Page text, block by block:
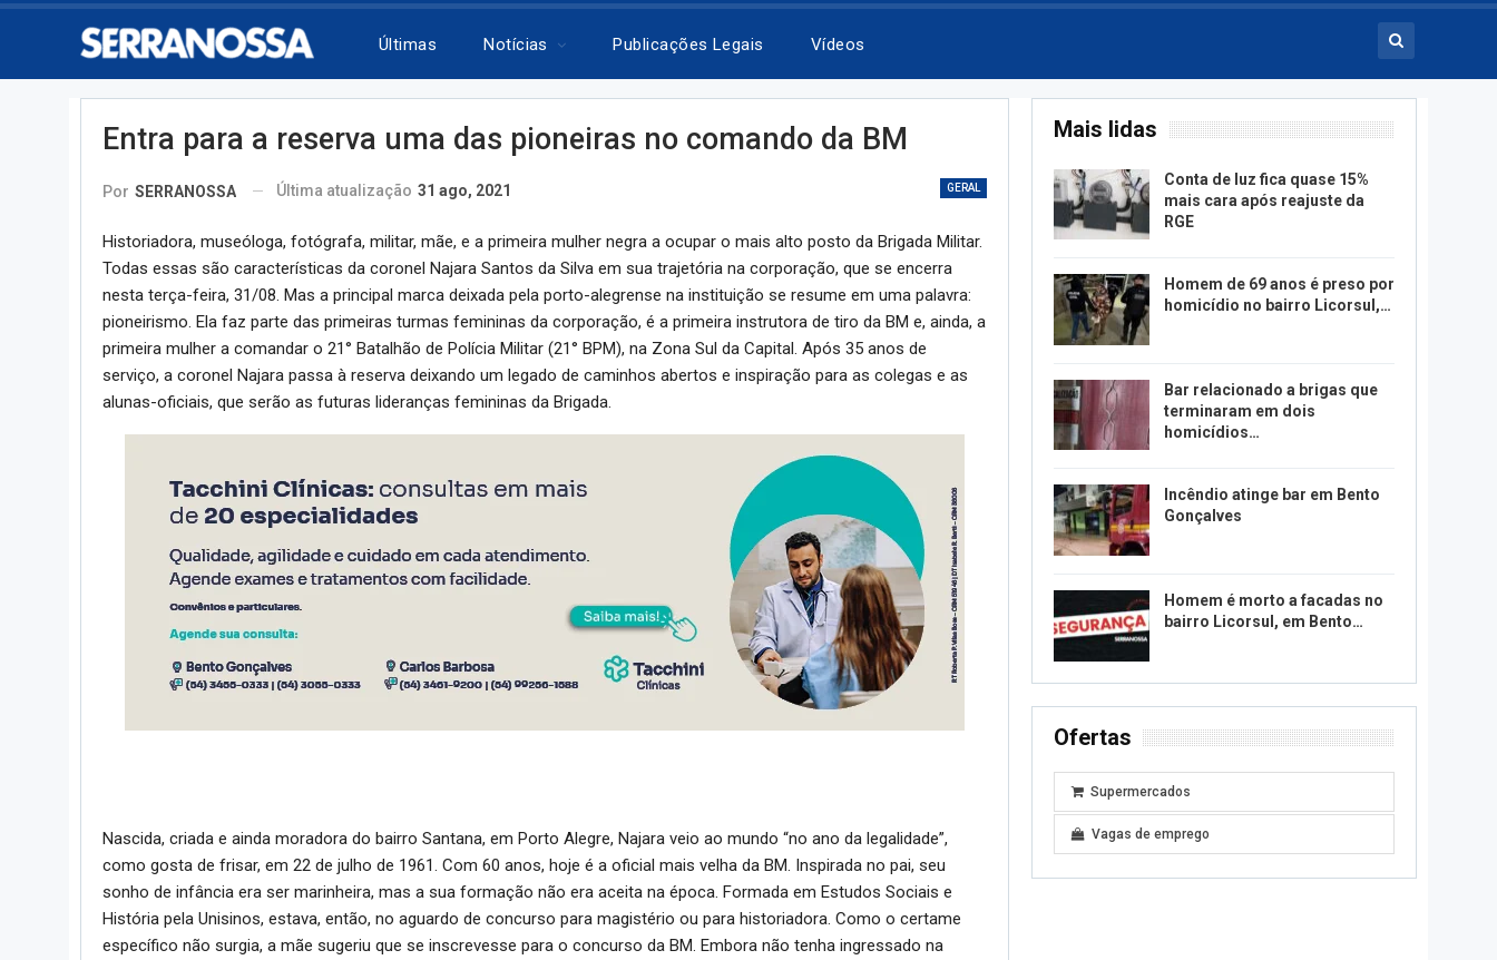
Últimas Notícias Publicações Legais Vídeos
Entra para a reserva uma das pioneiras no comando da BM
GERAL
Por SERRANOSSA Última atualização 31 ago, 2021
Historiadora, museóloga, fotógrafa, militar, mãe, e a primeira mulher negra a ocupar o mais alto posto da Brigada Militar.
Todas essas são características da coronel Najara Santos da Silva em sua trajetória na corporação, que se encerra
nesta terça-feira, 31/08. Mas a principal marca deixada pela porto-alegrense na instituição se resume em uma palavra:
pioneirismo. Ela faz parte das primeiras turmas femininas da corporação, é a primeira instrutora de tiro da BM e, ainda, a
primeira mulher a comandar o 21° Batalhão de Polícia Militar (21° BPM), na Zona Sul da Capital. Após 35 anos de
serviço, a coronel Najara passa à reserva deixando um legado de caminhos abertos e inspiração para as colegas e as
alunas-oficiais, que serão as futuras lideranças femininas da Brigada.
Nascida, criada e ainda moradora do bairro Santana, em Porto Alegre, Najara veio ao mundo “no ano da legalidade”,
como gosta de frisar, em 22 de julho de 1961. Com 60 anos, hoje é a oficial mais velha da BM. Inspirada no pai, seu
sonho de infância era ser marinheira, mas a sua formação não era aceita na época. Formada em Estudos Sociais e
História pela Unisinos, estava, então, no aguardo de concurso para magistério ou para historiadora. Como o certame
específico não surgia, a mãe sugeriu que se inscrevesse para o concurso da BM. Embora não tenha ingressado na
Mais lidas
Conta de luz fica quase 15%
mais cara após reajuste da
RGE
Homem de 69 anos é preso por
homicídio no bairro Licorsul,…
Bar relacionado a brigas que
terminaram em dois
homicídios…
Incêndio atinge bar em Bento
Gonçalves
Homem é morto a facadas no
bairro Licorsul, em Bento…
Ofertas
Supermercados
Vagas de emprego